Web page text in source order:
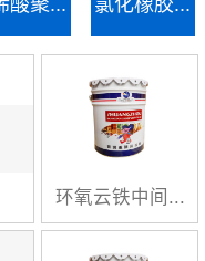
酸聚... 氯化橡胶...
环氧云铁中间...